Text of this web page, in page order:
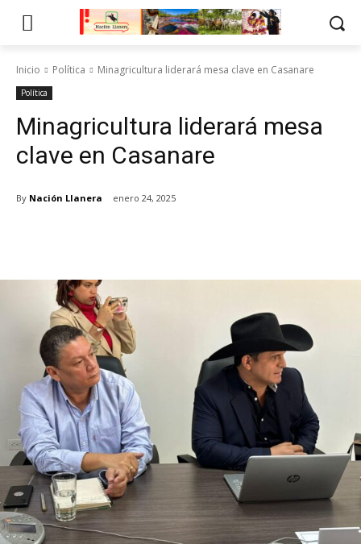
Inicio Política Minagricultura liderará mesa clave en Casanare
Política
Minagricultura liderará mesa
clave en Casanare
By Nación Llanera enero 24, 2025